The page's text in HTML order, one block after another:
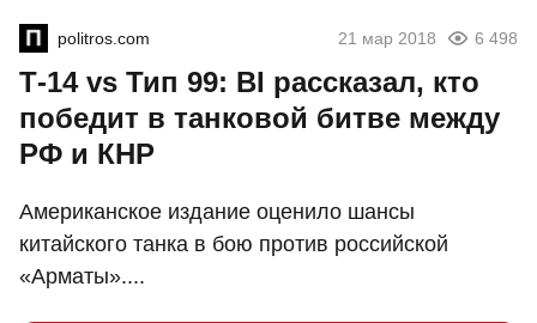
politros.com 21 мар 2018 6 498
Т-14 vs Тип 99: BI рассказал, кто
победит в танковой битве между
РФ и КНР
Американское издание оценило шансы
китайского танка в бою против российской
«Арматы»....